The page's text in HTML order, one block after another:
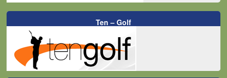
Ten – Golf